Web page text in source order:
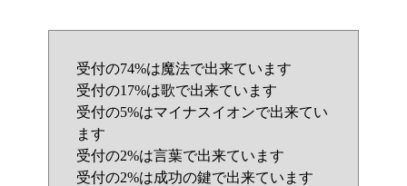
受付の74%は魔法で出来ています
受付の17%は歌で出来ています
受付の5%はマイナスイオンで出来てい
ます
受付の2%は言葉で出来ています
受付の2%は成功の鍵で出来ています